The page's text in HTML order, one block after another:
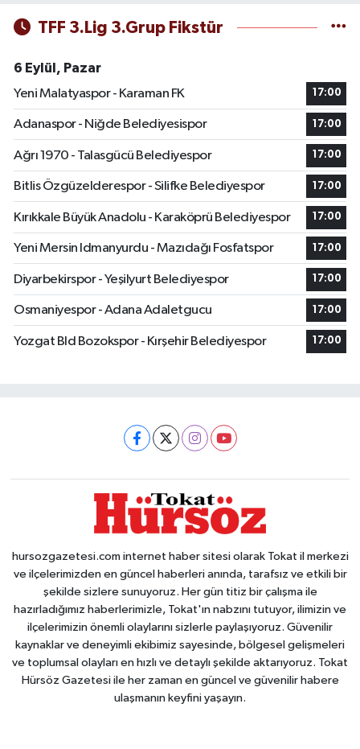
TFF 3.Lig 3.Grup Fikstür
6 Eylül, Pazar
Yeni Malatyaspor - Karaman FK
17:00
Adanaspor - Niğde Belediyesispor 17:00
Ağrı 1970 - Talasgücü Belediyespor 17:00
Bitlis Özgüzelderespor - Silifke Belediyespor 17:00
Kırıkkale Büyük Anadolu - Karaköprü Belediyespor 17:00
Yeni Mersin Idmanyurdu - Mazıdağı Fosfatspor 17:00
Diyarbekirspor - Yeşilyurt Belediyespor 17:00
Osmaniyespor - Adana Adaletgucu 17:00
Yozgat Bld Bozokspor - Kırşehir Belediyespor 17:00
hursozgazetesi.com internet haber sitesi olarak Tokat il merkezi
ve ilçelerimizden en güncel haberleri anında, tarafsız ve etkili bir
şekilde sizlere sunuyoruz. Her gün titiz bir çalışma ile
hazırladığımız haberlerimizle, Tokat'ın nabzını tutuyor, ilimizin ve
ilçelerimizin önemli olaylarını sizlerle paylaşıyoruz. Güvenilir
kaynaklar ve deneyimli ekibimiz sayesinde, bölgesel gelişmeleri
ve toplumsal olayları en hızlı ve detaylı şekilde aktarıyoruz. Tokat
Hürsöz Gazetesi ile her zaman en güncel ve güvenilir habere
ulaşmanın keyfini yaşayın.